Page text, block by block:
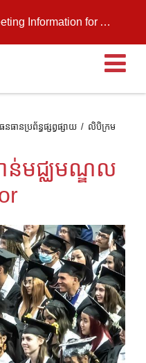
for August 11, 2026
ប
ធនធានប្រព័ន្ធផ្សព្វផ្សាយ លិបិក្រម
ន់មជ្ឈមណ្ឌល